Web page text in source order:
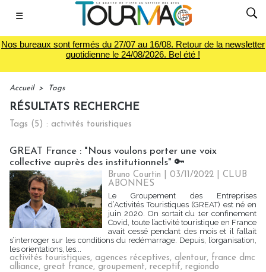
☰
Nos bureaux sont fermés du 27/07 au 16/08. Retour de la newsletter
quotidienne le 24/08/2026. Bel été !
Accueil > Tags
RÉSULTATS RECHERCHE
Tags (5) : activités touristiques
GREAT France : "Nous voulons porter une voix
collective auprès des institutionnels" 🔑
Bruno Courtin | 03/11/2022 |CLUB
ABONNES
Le Groupement des Entreprises
d’Activités Touristiques (GREAT) est né en
juin 2020. On sortait du 1er confinement
Covid, toute l’activité touristique en France
avait cessé pendant des mois et il fallait
s’interroger sur les conditions du redémarrage. Depuis, l’organisation,
les orientations, les...
activités touristiques, agences réceptives, alentour, france dmc
alliance, great france, groupement, receptif, regiondo